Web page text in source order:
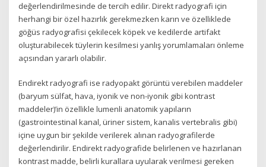
değerlendirilmesinde de tercih edilir. Direkt radyografi için
herhangi bir özel hazırlık gerekmezken karın ve özelliklede
göğüs radyografisi çekilecek köpek ve kedilerde artifakt
oluşturabilecek tüylerin kesilmesi yanlış yorumlamaları önleme
açısından yararlı olabilir.
Endirekt radyografi ise radyopakt görüntü verebilen maddeler
(baryum sülfat, hava, iyonik ve non-iyonik gibi kontrast
maddeler)’in özellikle lumenli anatomik yapıların
(gastrointestinal kanal, üriner sistem, kanalis vertebralis gibi)
içine uygun bir şekilde verilerek alınan radyografilerde
değerlendirilir. Endirekt radyografide belirlenen ve hazırlanan
kontrast madde, belirli kurallara uyularak verilmesi gereken